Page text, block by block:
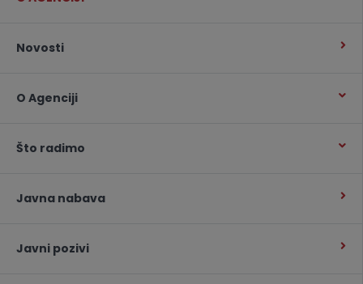
Novosti
O Agenciji
Što radimo
Javna nabava
Javni pozivi